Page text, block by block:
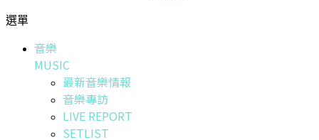
選單
音樂
MUSIC
最新音樂情報
音樂專訪
LIVE REPORT
SETLIST